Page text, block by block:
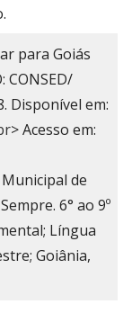
para Goiás
CONSED/
Disponível em:
> Acesso em:
de
6° ao 9º
Língua
Goiânia,